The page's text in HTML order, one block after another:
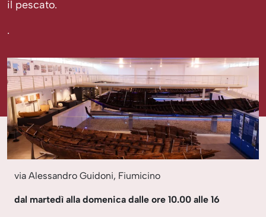
il pescato.
.
via Alessandro Guidoni, Fiumicino
dal martedì alla domenica dalle ore 10.00 alle 16